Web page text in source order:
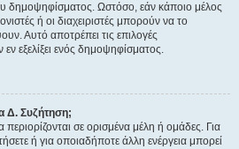
δημοψηφίσματος. Ωστόσο, εάν κάποιο μέλος
ή οι διαχειριστές μπορούν να το
Αυτό αποτρέπει τις επιλογές
εξελίξει ενός δημοψηφίσματος.
Δ. Συζήτηση;
περιορίζονται σε ορισμένα μέλη ή ομάδες. Για
ή για οποιαδήποτε άλλη ενέργεια μπορεί